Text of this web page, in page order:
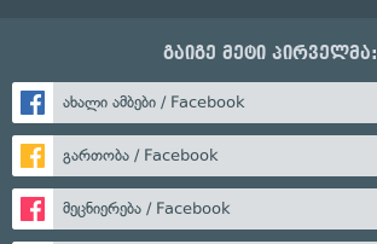
გაიგე მეტი პირველმა:
ახალი ამბები / Facebook
გართობა / Facebook
მეცნიერება / Facebook